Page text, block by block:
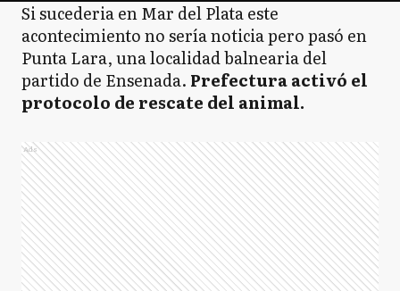
Si sucederia en Mar del Plata este
acontecimiento no sería noticia pero pasó en
Punta Lara, una localidad balnearia del
partido de Ensenada. Prefectura activó el
protocolo de rescate del animal.
Ads